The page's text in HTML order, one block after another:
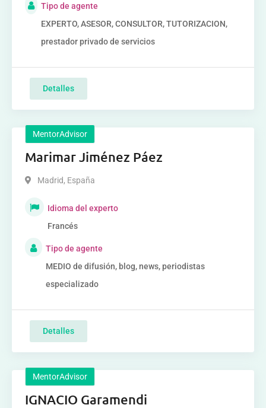
Tipo de agente
EXPERTO, ASESOR, CONSULTOR, TUTORIZACION,
prestador privado de servicios
Detalles
MentorAdvisor
Marimar Jiménez Páez
Madrid, España
Idioma del experto
Francés
Tipo de agente
MEDIO de difusión, blog, news, periodistas
especializado
Detalles
MentorAdvisor
IGNACIO Garamendi